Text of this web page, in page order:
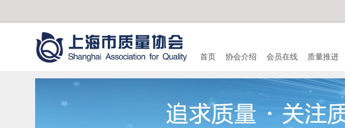
首页 协会介绍 会员在线 质量推进